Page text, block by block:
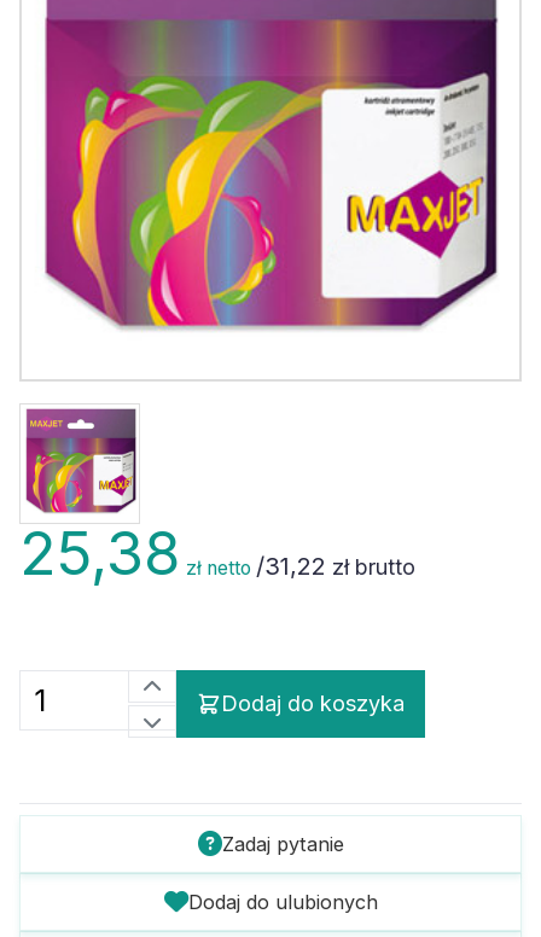
25,38 zł netto /31,22 zł brutto
Dodaj do koszyka
Zadaj pytanie
Dodaj do ulubionych